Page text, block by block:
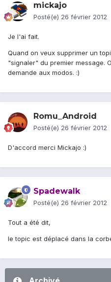
mickajo
Posté(e) 26 février 2012
Je l'ai fait.
Quand on veux supprimer un
"signaler" du premier message.
demande aux modos. :)
Romu_Android
Posté(e) 26 février 2012
D'accord merci Mickajo :)
Spadewalk
Posté(e) 26 février 2012
Tout a été dit,
le topic est déplacé dans la